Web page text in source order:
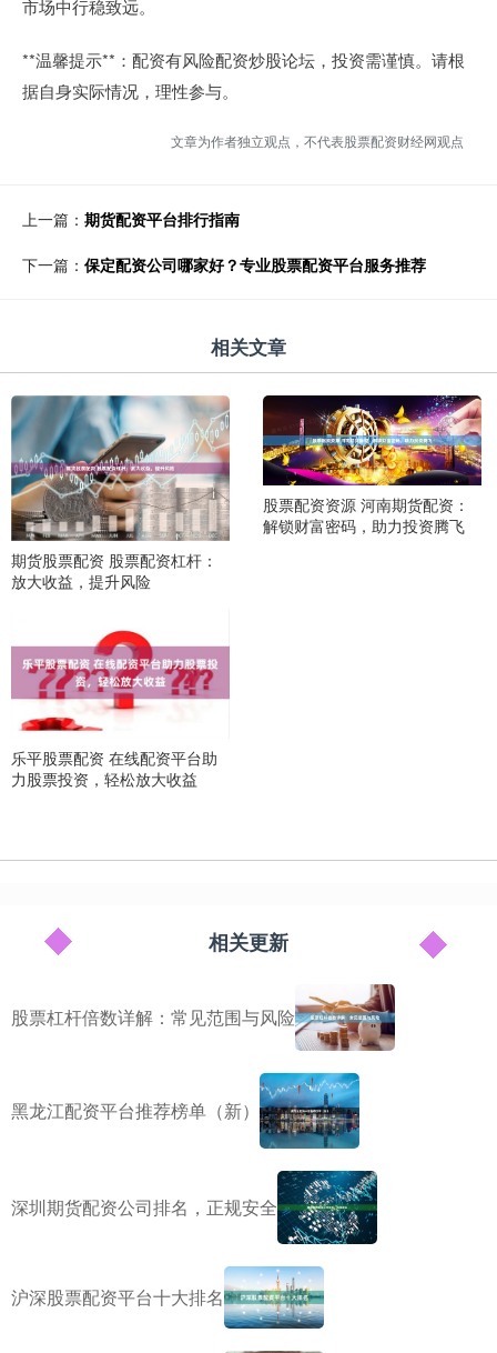
市场中行稳致远。
**温馨提示**：配资有风险配资炒股论坛，投资需谨慎。请根
据自身实际情况，理性参与。
文章为作者独立观点，不代表股票配资财经网观点
上一篇： 期货配资平台排行指南
下一篇： 保定配资公司哪家好？专业股票配资平台服务推荐
相关文章
期货股票配资 股票配资杠杆：
放大收益，提升风险
股票配资资源 河南期货配资：
解锁财富密码，助力投资腾飞
乐平股票配资 在线配资平台助
力股票投资，轻松放大收益
相关更新
股票杠杆倍数详解：常见范围与风险
黑龙江配资平台推荐榜单（新）
深圳期货配资公司排名，正规安全
沪深股票配资平台十大排名